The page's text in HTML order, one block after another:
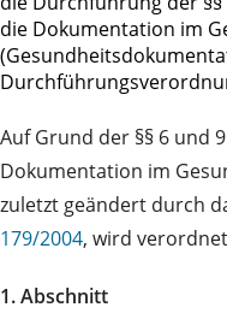
die Dokumentation im
Auf Grund der §§ 6 und
Dokumentation im
zuletzt geändert durch
179/2004, wird
1. Abschnitt